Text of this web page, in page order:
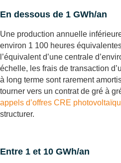
En dessous de 1 GWh/an
Une production annuelle
environ 1 100 heures
l’équivalent d’une centrale
échelle, les frais de transaction
à long terme sont rarement
tourner vers un contrat de gré à
appels d’offres CRE
structurer.
Entre 1 et 10 GWh/an